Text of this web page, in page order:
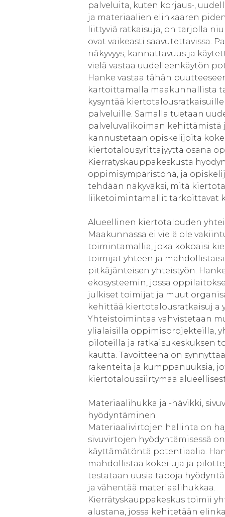
palveluita, kuten korjaus-,
ja materiaalien elinkaaren
liittyviä ratkaisuja, on tarjolla
ovat vaikeasti saavutettavissa.
näkyvyys, kannattavuus ja
vielä vastaa uudelleenkäytön
Hanke vastaa tähän
kartoittamalla maakunnallista
kysyntää kiertotalousratkaisuille
palveluille. Samalla tuetaan
palveluvalikoiman kehittämistä
kannustetaan opiskelijoita
kiertotalousyrittäjyyttä osana
Kierrätyskauppakeskusta
oppimisympäristönä, ja
tehdään näkyväksi, mitä
liiketoimintamallit tarkoittavat
Alueellinen kiertotalouden
Maakunnassa ei vielä ole
toimintamallia, joka kokoaisi
toimijat yhteen ja mahdollistaisi
pitkäjänteisen yhteistyön.
ekosysteemin, jossa
julkiset toimijat ja muut
kehittää kiertotalousratkaisuj a
Yhteistoimintaa vahvistetaan
ylialaisilla oppimisprojekteilla,
piloteilla ja ratkaisukeskuksen
kautta. Tavoitteena on
rakenteita ja kumppanuuksia,
kiertotaloussiirtymää
Materiaalihukka ja -hävikki,
hyödyntäminen
Materiaalivirtojen hallinta on
sivuvirtojen hyödyntämisessä
käyttämätöntä potentiaalia.
mahdollistaa kokeiluja ja
testataan uusia tapoja
ja vähentää materiaalihukkaa.
Kierrätyskauppakeskus toimii
alustana, jossa kehitetään